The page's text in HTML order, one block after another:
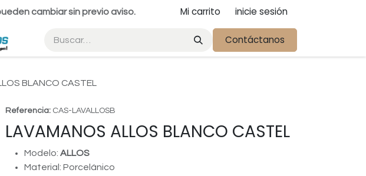
cambiar sin previo aviso. Mi carrito inicie sesión
Contáctanos
BLANCO CASTEL
Referencia: CAS-LAVALLOSB
LAVAMANOS ALLOS BLANCO CASTEL
Modelo: ALLOS
Material: Porcelánico